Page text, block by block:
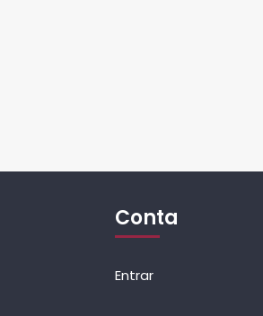
Conta
Entrar